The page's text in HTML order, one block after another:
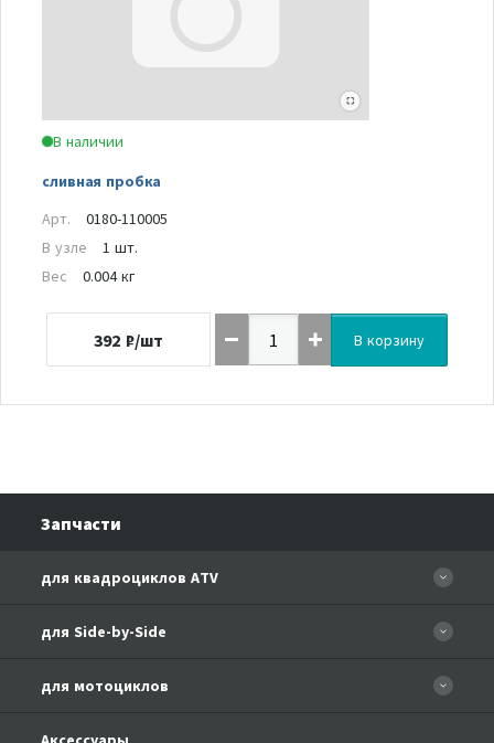
В наличии
сливная пробка
Арт.
0180-110005
В узле
1 шт.
Вес
0.004 кг
392 ₽/шт В корзину
Запчасти
для квадроциклов ATV
CFORCE 110 EFI
CF500-A Basic
для Side-by-Side
для мотоциклов